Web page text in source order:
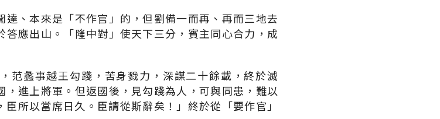
、本來是「不作官」的，但劉備一而再、再而三地去
應出山。「隆中對」使天下三分，賓主同心合力，成
范蠡事越王勾踐，苦身戮力，深謀二十餘載，終於滅
進上將軍。但返國後，見勾踐為人，可與同患，難以
所以當席日久。臣請從斯辭矣！」終於從「要作官」